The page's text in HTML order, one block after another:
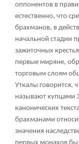
оппонентов в
естественно, что
брахманов, в
начальной стадии
зажиточных
первые миряне,
торговым слоям
Уткалы говорится,
называют купцами
канонических
брахманами
значения
первых монахов